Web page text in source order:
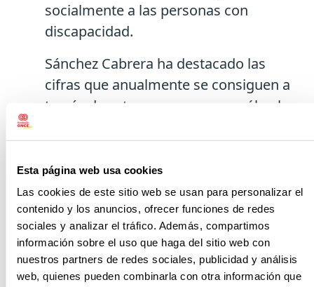
Esta página web usa cookies
Las cookies de este sitio web se usan para personalizar el
contenido y los anuncios, ofrecer funciones de redes
sociales y analizar el tráfico. Además, compartimos
información sobre el uso que haga del sitio web con
nuestros partners de redes sociales, publicidad y análisis
web, quienes pueden combinarla con otra información que
socialmente a las personas con
discapacidad.
Sánchez Cabrera ha destacado las
cifras que anualmente se consiguen a
través de este programa, que sólo el
formación en materia laboral.
Igualmente, se consiguieron firmar 40
contratos laborales dirigidos a
personas con discapacidad
Virginia Carcedo ha asegurado que